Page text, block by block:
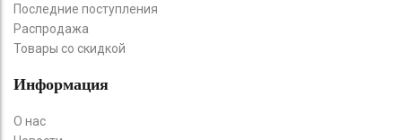
Последние поступления
Распродажа
Товары со скидкой
Информация
О нас